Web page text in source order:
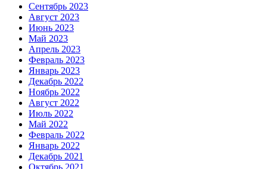
Сентябрь 2023
Август 2023
Июнь 2023
Май 2023
Апрель 2023
Февраль 2023
Январь 2023
Декабрь 2022
Ноябрь 2022
Август 2022
Июль 2022
Май 2022
Февраль 2022
Январь 2022
Декабрь 2021
Октябрь 2021